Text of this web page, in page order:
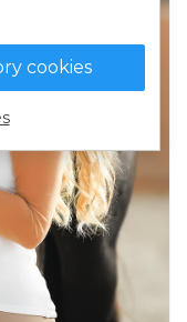
cookies